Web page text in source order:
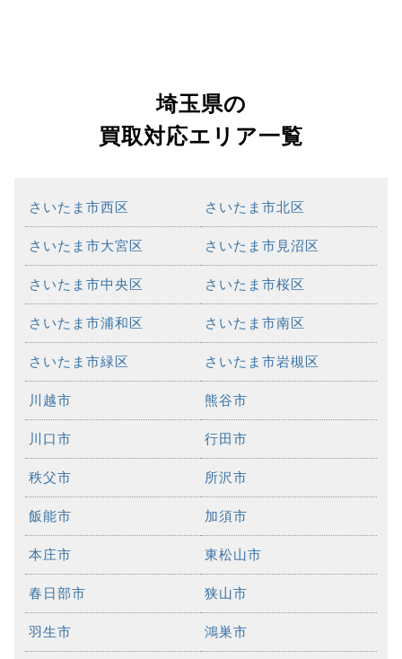
埼玉県の
買取対応エリア一覧
さいたま市西区 さいたま市北区
さいたま市大宮区 さいたま市見沼区
さいたま市中央区 さいたま市桜区
さいたま市浦和区 さいたま市南区
さいたま市緑区 さいたま市岩槻区
川越市 熊谷市
川口市 行田市
秩父市 所沢市
飯能市 加須市
本庄市 東松山市
春日部市 狭山市
羽生市 鴻巣市